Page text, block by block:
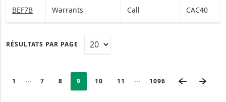
BEF7B Warrants Call CAC40
RÉSULTATS PAR PAGE
PAGE
1 Collapsed pages
PAGE
7 PAGE
8 Selected:
PAGE
9 PAGE
10 PAGE
11 Collapsed pages
DERNIÈRE PAGE
1096 PAGE